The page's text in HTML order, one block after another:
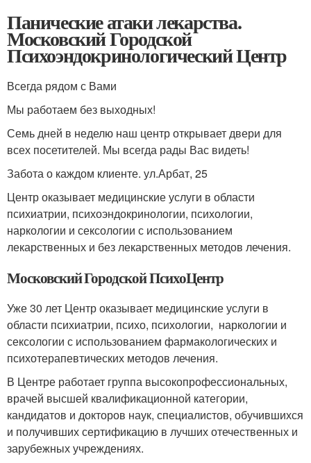
Панические атаки лекарства.
Московский Городской
Психоэндокринологический Центр
Всегда рядом с Вами
Мы работаем без выходных!
Семь дней в неделю наш центр открывает двери для
всех посетителей. Мы всегда рады Вас видеть!
Забота о каждом клиенте. ул.Арбат, 25
Центр оказывает медицинские услуги в области
психиатрии, психоэндокринологии, психологии,
наркологии и сексологии с использованием
лекарственных и без лекарственных методов лечения.
Московский Городской ПсихоЦентр
Уже 30 лет Центр оказывает медицинские услуги в
области психиатрии, психо, психологии, наркологии и
сексологии с использованием фармакологических и
психотерапевтических методов лечения.
В Центре работает группа высокопрофессиональных,
врачей высшей квалификационной категории,
кандидатов и докторов наук, специалистов, обучившихся
и получивших сертификацию в лучших отечественных и
зарубежных учреждениях.